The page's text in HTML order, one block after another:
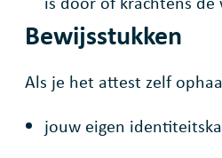
Bewijsstukken
Als je het attest zelf
jouw eigen